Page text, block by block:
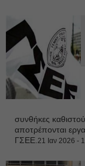
συνθήκες
αποτρέπονται
ΓΣΕΕ. 21 Ιαν 2026 -